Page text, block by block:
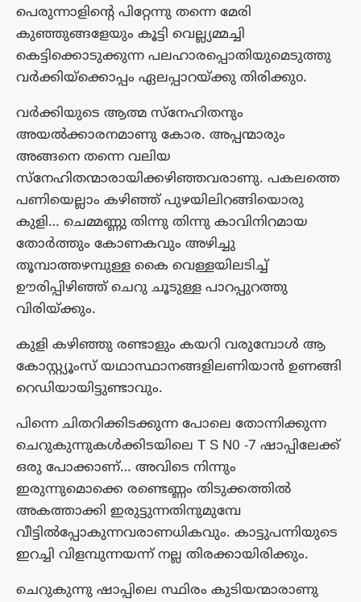
പെരുന്നാളിന്റെ പിറ്റേന്നു തന്നെ മേരി
കുഞ്ഞുങ്ങളേയും കൂട്ടി വെല്ല്യമ്മച്ചി
കെട്ടിക്കൊടുക്കുന്ന പലഹാരപ്പൊതിയുമെടുത്തു
വർക്കിയ്ക്കൊപ്പം ഏലപ്പാറയ്ക്കു തിരിക്കുo.
വർക്കിയുടെ ആത്മ സ്നേഹിതനും
അയൽക്കാരനമാണു കോര. അപ്പന്മാരും
അങ്ങനെ തന്നെ വലിയ
സ്നേഹിതന്മാരായിക്കഴിഞ്ഞവരാണു. പകലത്തെ
പണിയെല്ലാം കഴിഞ്ഞ് പുഴയിലിറങ്ങിയൊരു
കുളി… ചെമ്മണ്ണു തിന്നു തിന്നു കാവിനിറമായ
തോർത്തും കോണകവും അഴിച്ചു
തൂമ്പാത്തഴമ്പുള്ള കൈ വെള്ളയിലടിച്ച്
ഊരിപ്പിഴിഞ്ഞ് ചെറു ചൂടുള്ള പാറപ്പുറത്തു
വിരിയ്ക്കും.
കുളി കഴിഞ്ഞു രണ്ടാളും കയറി വരുമ്പോൾ ആ
കോസ്റ്റ്യൂംസ് യഥാസ്ഥാനങ്ങളിലണിയാൻ ഉണങ്ങി
റെഡിയായിട്ടുണ്ടാവും.
പിന്നെ ചിതറിക്കിടക്കുന്ന പോലെ തോന്നിക്കുന്ന
ചെറുകുന്നുകൾക്കിടയിലെ T S N0 -7 ഷാപ്പിലേക്ക്
ഒരു പോക്കാണ്… അവിടെ നിന്നും
ഇരുന്നുമൊക്കെ രണ്ടെണ്ണം തിടുക്കത്തിൽ
അകത്താക്കി ഇരുട്ടുന്നതിനുമുമ്പേ
വീട്ടിൽപ്പോകുന്നവരാണധികവും. കാട്ടുപന്നിയുടെ
ഇറച്ചി വിളമ്പുന്നയന്ന് നല്ല തിരക്കായിരിക്കും.
ചെറുകുന്നു ഷാപ്പിലെ സ്ഥിരം കുടിയന്മാരാണു